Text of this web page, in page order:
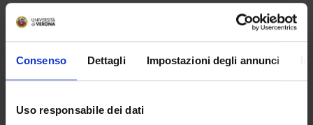
Consenso Dettagli Impostazioni degli annunci
Uso responsabile dei dati
PROJECT PARTICIPANTS
Stefano Bordignon